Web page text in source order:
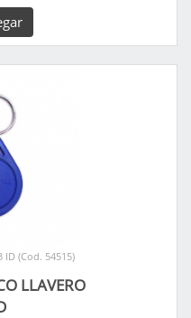
ID (Cod. 54515)
LLAVERO